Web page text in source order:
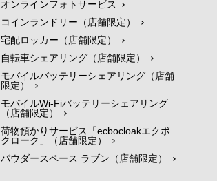
オンラインフォトサービス
コインランドリー（店舗限定）
宅配ロッカー（店舗限定）
自転車シェアリング（店舗限定）
モバイルバッテリーシェアリング（店舗
限定）
モバイルWi-Fiバッテリーシェアリング
（店舗限定）
荷物預かりサービス「ecbocloakエクボ
クローク」（店舗限定）
パウダースペース ラブン（店舗限定）